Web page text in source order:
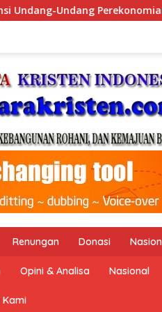
Kesejahteraan Sosial dalam
Renungan Donasi
Opini & Analisa Nasional
Kami